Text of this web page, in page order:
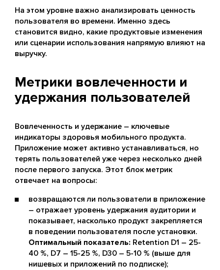
На этом уровне важно анализировать ценность
пользователя во времени. Именно здесь
становится видно, какие продуктовые изменения
или сценарии использования напрямую влияют на
выручку.
Метрики вовлеченности и
удержания пользователей
Вовлеченность и удержание – ключевые
индикаторы здоровья мобильного продукта.
Приложение может активно устанавливаться, но
терять пользователей уже через несколько дней
после первого запуска. Этот блок метрик
отвечает на вопросы:
возвращаются ли пользователи в приложение
– отражает уровень удержания аудитории и
показывает, насколько продукт закрепляется
в поведении пользователя после установки.
Оптимальный показатель: Retention D1 – 25-
40 %, D7 – 15-25 %, D30 – 5-10 % (выше для
нишевых и приложений по подписке);